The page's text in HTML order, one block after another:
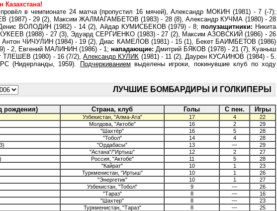
в чемпионате 24 матча (пропустил 16 мячей), Александр МОКИН (1981) - 7 (-7);
- 29 (2), Максим ЖАЛМАГАМБЕТОВ (1983) - 28 (8), Александр КУЧМА (1980) - 28
ВОЛОДИН (1982) - 14 (2), Айдар КУМИСБЕКОВ (1979) - 8;полузащитники: Никита
(1988) - 27 (3), Эдуард СЕРГИЕНКО (1983) - 27 (2), Максим АЗОВСКИЙ (1986) - 26
ЧИЧУЛИН (1984) - 19 (2), Диас КАМЕЛОВ (1981) - 15 (1), Бекет БАИМБЕТОВ (1986)
- 2, Евгений МАЛИНИН (1986) - 1; нападающие: Дмитрий БЯКОВ (1978) - 21 (7), Куаныш
ТЛЕШЕВ (1980) - 16 (7/2),Александр КУЛИК (1981) - 11 (2), Даурен КУСАИНОВ (1984) - 5.
(Нидерланды, 1959). Подчеркиванием выделены игроки, покинувшие клуб по ходу
ЛУЧШИЕ БОМБАРДИРЫ И ГОЛКИПЕРЫ
рождения) Страна, клуб Голы С пен. Игры
Узбекистан, "Алма-Ата" 17 4
22
Молдова, "Актобе" 16 2
29
"Шахтёр" 16 5
28
"Тобол" 14 4
28
"Ордабасы" 13 —
29
"Астана"/"Иртыш" 12 2
27
Россия, "Актобе" 11 5
28
"Кайрат" 10 1
23
Туркменистан, "Иртыш" 10 1
26
"Энергетик" 10 1
27
Узбекистан, "Тобол" 9 —
26
"Тараз" 8 —
16
"Шахтер" 8 —
23
Туркменистан, "Тараз" 8 —
25